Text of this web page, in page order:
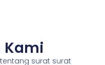
Kami
surat surat